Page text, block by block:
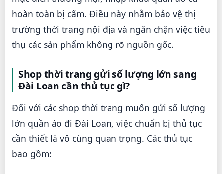
hoàn toàn bị cấm. Điều này nhằm bảo vệ thị
trường thời trang nội địa và ngăn chặn việc tiêu
thụ các sản phẩm không rõ nguồn gốc.
Shop thời trang gửi số lượng lớn sang
Đài Loan cần thủ tục gì?
Đối với các shop thời trang muốn gửi số lượng
lớn quần áo đi Đài Loan, việc chuẩn bị thủ tục
cần thiết là vô cùng quan trọng. Các thủ tục
bao gồm: